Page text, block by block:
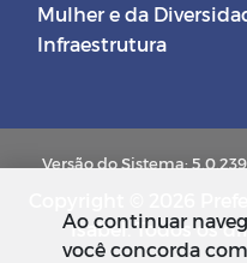
Mulher e da
Infraestrutura
Versão do Sistema: 5.0.239
Isabel. Todos os
Ao continuar
você concorda